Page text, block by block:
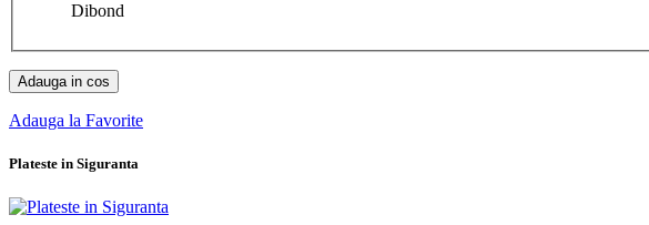
Dibond
Adauga in cos
Adauga la Favorite
Plateste in Siguranta